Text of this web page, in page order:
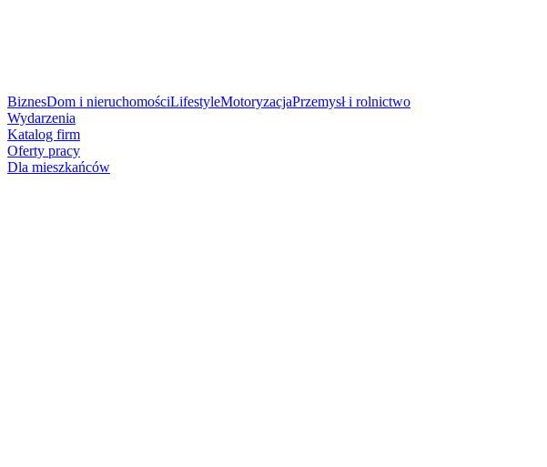
BiznesDom i nieruchomościLifestyleMotoryzacjaPrzemysł i rolnictwo
Wydarzenia
Katalog firm
Oferty pracy
Dla mieszkańców